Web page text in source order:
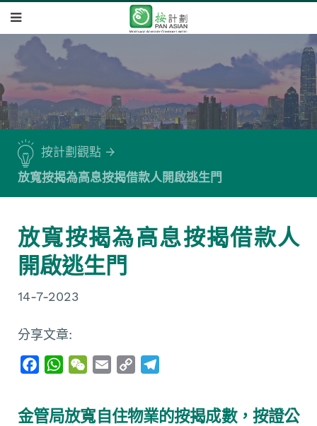
按計劃觀點
放寬按揭為高息按揭借款人開啟逃生門
放寬按揭為高息按揭借款人
開啟逃生門
14-7-2023
分享文章:
e
W
t
W
h
i
y
e
金管局放寬自住物業的按揭成數，按證公